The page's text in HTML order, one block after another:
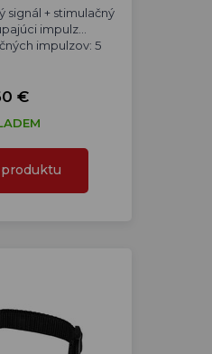
signál + stimulačný
impulz...
impulzov: 5
€